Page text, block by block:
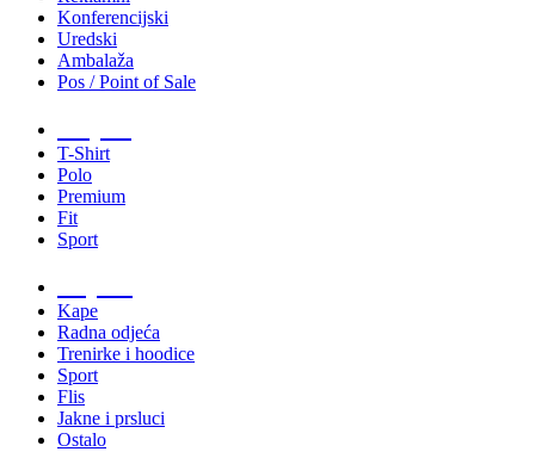
Konferencijski
Uredski
Ambalaža
Pos / Point of Sale
T-Shirt
Polo
Premium
Fit
Sport
Kape
Radna odjeća
Trenirke i hoodice
Sport
Flis
Jakne i prsluci
Ostalo